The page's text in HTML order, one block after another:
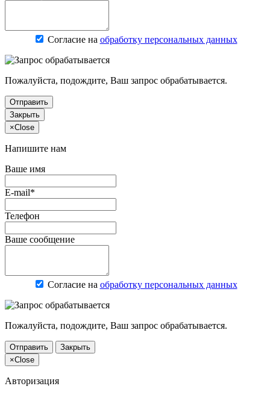
Согласие на обработку персональных данных
Пожалуйста, подождите, Ваш запрос обрабатывается.
Отправить
Закрыть
×Close
Напишите нам
Ваше имя
E-mail*
Телефон
Ваше сообщение
Согласие на обработку персональных данных
Пожалуйста, подождите, Ваш запрос обрабатывается.
Отправить
Закрыть
×Close
Авторизация